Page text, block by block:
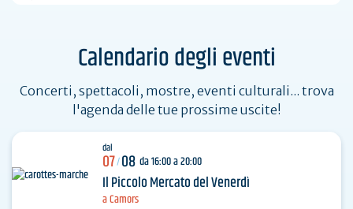
Calendario degli eventi
Concerti, spettacoli, mostre, eventi culturali... trova
l'agenda delle tue prossime uscite!
dal
07/08 da 16:00 a 20:00
Il Piccolo Mercato del Venerdì
a Camors